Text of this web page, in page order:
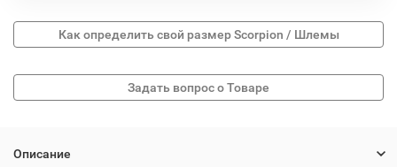
Как определить свой размер Scorpion / Шлемы
Описание